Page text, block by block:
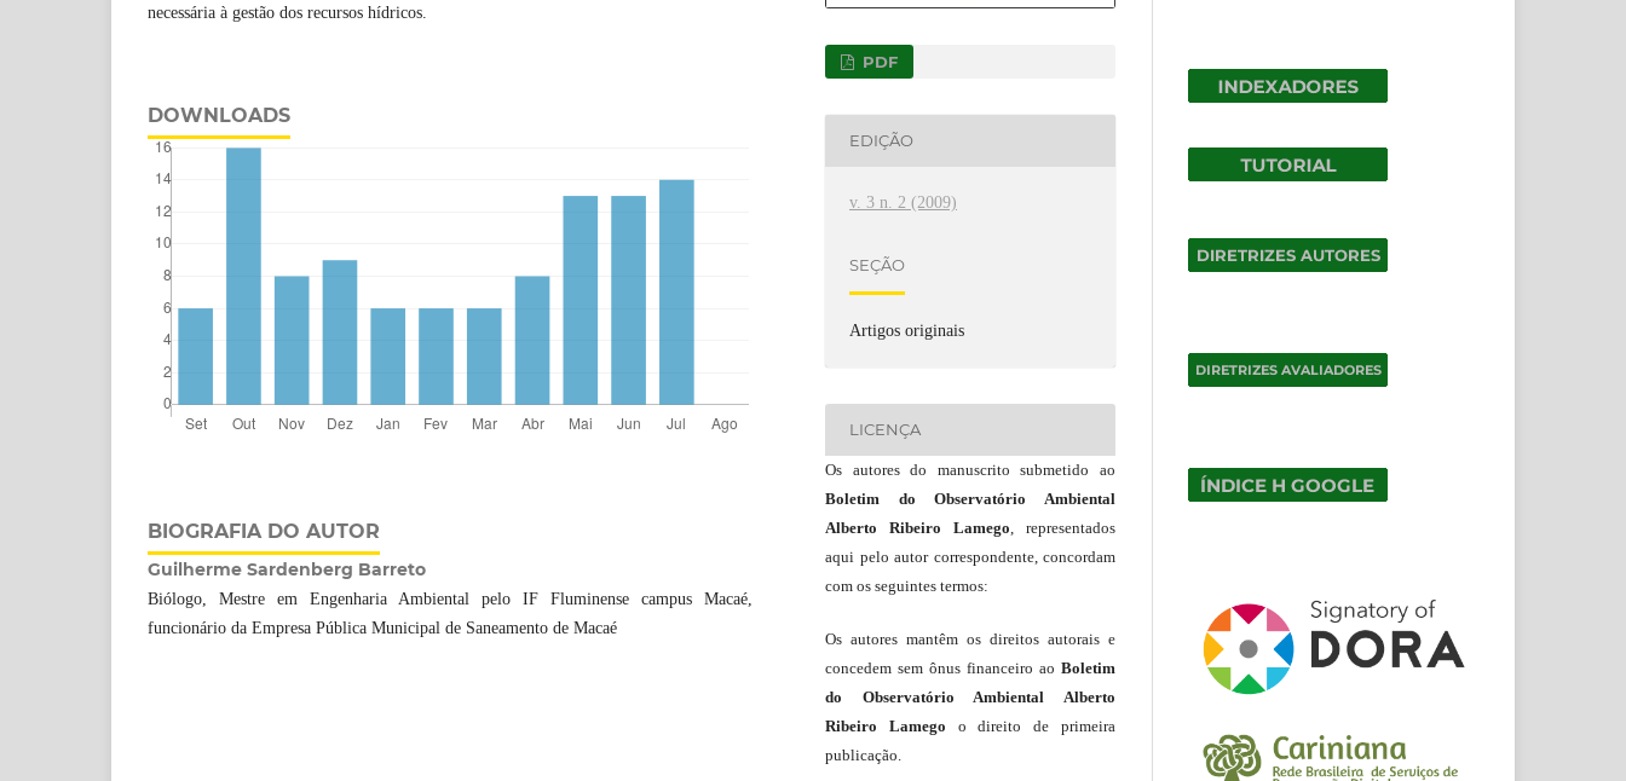
necessária à gestão dos recursos hídricos.
DOWNLOADS
BIOGRAFIA DO AUTOR
Guilherme Sardenberg Barreto
Biólogo, Mestre em Engenharia Ambiental pelo IF Fluminense campus Macaé,
funcionário da Empresa Pública Municipal de Saneamento de Macaé
PDF
EDIÇÃO
v. 3 n. 2 (2009)
SEÇÃO
Artigos originais
LICENÇA
Os autores do manuscrito submetido ao
Boletim do Observatório Ambiental
Alberto Ribeiro Lamego , representados
aqui pelo autor correspondente, concordam
com os seguintes termos:
Os autores mantêm os direitos autorais e
concedem sem ônus financeiro ao Boletim
do Observatório Ambiental Alberto
Ribeiro Lamego o direito de primeira
publicação.